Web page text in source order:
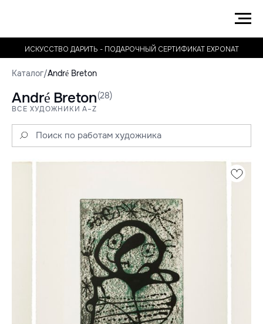
ИСКУССТВО ДАРИТЬ - ПОДАРОЧНЫЙ СЕРТИФИКАТ EXPONAT
Каталог/André Breton
André Breton(28)
ВСЕ ХУДОЖНИКИ A–Z